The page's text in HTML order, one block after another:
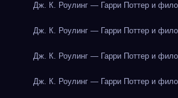
Дж. К. Роулинг — Гарри Поттер и
Дж. К. Роулинг — Гарри Поттер и
Дж. К. Роулинг — Гарри Поттер и
Дж. К. Роулинг — Гарри Поттер и